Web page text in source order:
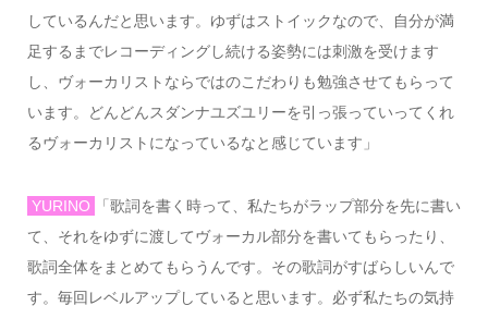
しているんだと思います。ゆずはストイックなので、自分が満
足するまでレコーディングし続ける姿勢には刺激を受けます
し、ヴォーカリストならではのこだわりも勉強させてもらって
います。どんどんスダンナユズユリーを引っ張っていってくれ
るヴォーカリストになっているなと感じています」
YURINO
「歌詞を書く時って、私たちがラップ部分を先に書い
て、それをゆずに渡してヴォーカル部分を書いてもらったり、
歌詞全体をまとめてもらうんです。その歌詞がすばらしいんで
す。毎回レベルアップしていると思います。必ず私たちの気持